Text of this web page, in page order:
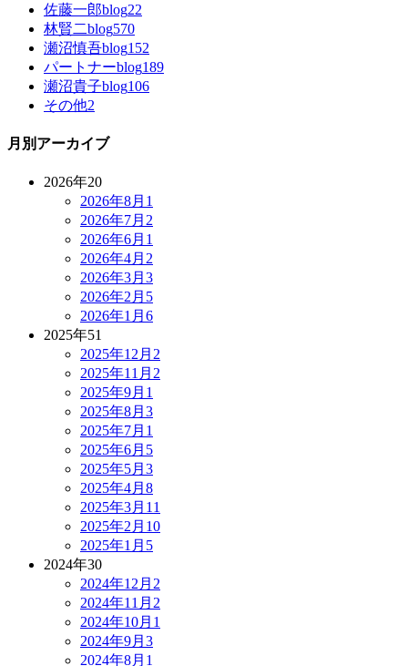
佐藤一郎blog22
林賢二blog570
瀬沼慎吾blog152
パートナーblog189
瀬沼貴子blog106
その他2
月別アーカイブ
2026年20
2026年8月 1
2026年7月 2
2026年6月 1
2026年4月 2
2026年3月 3
2026年2月 5
2026年1月 6
2025年51
2025年12月 2
2025年11月 2
2025年9月 1
2025年8月 3
2025年7月 1
2025年6月 5
2025年5月 3
2025年4月 8
2025年3月 11
2025年2月 10
2025年1月 5
2024年30
2024年12月 2
2024年11月 2
2024年10月 1
2024年9月 3
2024年8月 1